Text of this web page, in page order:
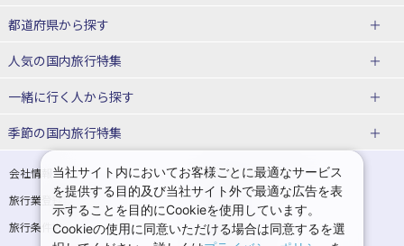
仙台→東京 新幹線パック
富山⇔東京 新幹線パック
東京→仙台 新幹線パック
東京→金沢 新幹線パック
東京⇔軽井沢 新幹線パック 東京→長野 新幹線パック
東京→名古屋 新幹線パック 東京→京都 新幹線パック
東京→大阪（新大阪） 新幹線パッ 東京→神戸（新神戸） 新幹線パッ
北海道新幹線 旅行
山形新幹線 旅行
東海道新幹線 旅行
上越新幹線 旅行
九州新幹線 旅行 西九州新幹線 旅行
特急サンダーバード 旅行
都道府県から探す
北海道旅行・ツアー
東北
青森旅行・ツアー 岩手旅行・ツアー
宮城旅行・ツアー 秋田旅行・ツアー
山形旅行・ツアー 福島旅行・ツアー
人気の国内旅行特集
東京ディズニーリゾート®への旅
ユニバーサル・スタジオ・ジャパ
温泉旅行 日帰り旅行
一緒に行く人から探す
一人旅 国内版
カップル・夫婦旅行 国内版 女子旅 国内版
卒業旅行・学生旅行 国内版
季節の国内旅行特集
桜・お花見特集
ゴールデンウィーク（GW）の国内
旅行
夏休み・お盆の国内旅行 7月の国内旅行
会社情報
プライバシーポリシー
旅行業登録票・約款
規約集
旅行条件書
商標について
当社サイト内においてお客様ごとに最適なサービス
を提供する目的及び当社サイト外で最適な広告を表
示することを目的にCookieを使用しています。
Cookieの使用に同意いただける場合は同意するを選